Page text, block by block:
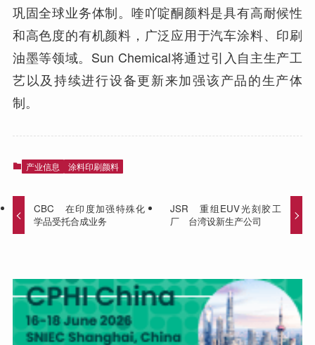
巩固全球业务体制。喹吖啶酮颜料是具有高耐候性
和高色度的有机颜料，广泛应用于汽车涂料、印刷
油墨等领域。Sun Chemical将通过引入自主生产工
艺以及持续进行设备更新来加强该产品的生产体
制。
产业信息 涂料印刷颜料
CBC 在印度加强特殊化
学品受托合成业务
JSR 重组EUV光刻胶工
厂 台湾设新生产公司